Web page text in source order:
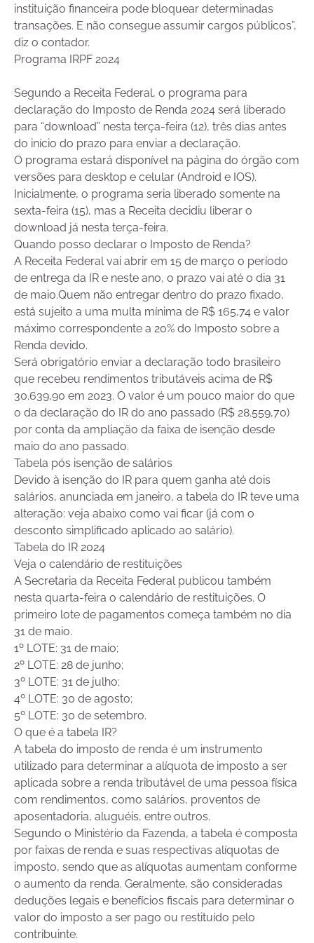
instituição financeira pode bloquear determinadas
transações. E não consegue assumir cargos públicos”,
diz o contador.
Programa IRPF 2024
Segundo a Receita Federal, o programa para
declaração do Imposto de Renda 2024 será liberado
para “download” nesta terça-feira (12), três dias antes
do início do prazo para enviar a declaração.
O programa estará disponível na página do órgão com
versões para desktop e celular (Android e IOS).
Inicialmente, o programa seria liberado somente na
sexta-feira (15), mas a Receita decidiu liberar o
download já nesta terça-feira.
Quando posso declarar o Imposto de Renda?
A Receita Federal vai abrir em 15 de março o período
de entrega da IR e neste ano, o prazo vai até o dia 31
de maio.Quem não entregar dentro do prazo fixado,
está sujeito a uma multa mínima de R$ 165,74 e valor
máximo correspondente a 20% do Imposto sobre a
Renda devido.
Será obrigatório enviar a declaração todo brasileiro
que recebeu rendimentos tributáveis acima de R$
30.639,90 em 2023. O valor é um pouco maior do que
o da declaração do IR do ano passado (R$ 28.559,70)
por conta da ampliação da faixa de isenção desde
maio do ano passado.
Tabela pós isenção de salários
Devido à isenção do IR para quem ganha até dois
salários, anunciada em janeiro, a tabela do IR teve uma
alteração: veja abaixo como vai ficar (já com o
desconto simplificado aplicado ao salário).
Tabela do IR 2024
Veja o calendário de restituições
A Secretaria da Receita Federal publicou também
nesta quarta-feira o calendário de restituições. O
primeiro lote de pagamentos começa também no dia
31 de maio.
1º LOTE: 31 de maio;
2º LOTE: 28 de junho;
3º LOTE: 31 de julho;
4º LOTE: 30 de agosto;
5º LOTE: 30 de setembro.
O que é a tabela IR?
A tabela do imposto de renda é um instrumento
utilizado para determinar a alíquota de imposto a ser
aplicada sobre a renda tributável de uma pessoa física
com rendimentos, como salários, proventos de
aposentadoria, aluguéis, entre outros.
Segundo o Ministério da Fazenda, a tabela é composta
por faixas de renda e suas respectivas alíquotas de
imposto, sendo que as alíquotas aumentam conforme
o aumento da renda. Geralmente, são consideradas
deduções legais e benefícios fiscais para determinar o
valor do imposto a ser pago ou restituído pelo
contribuinte.